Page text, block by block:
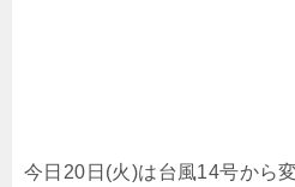
今日20日(火)は台風14号から